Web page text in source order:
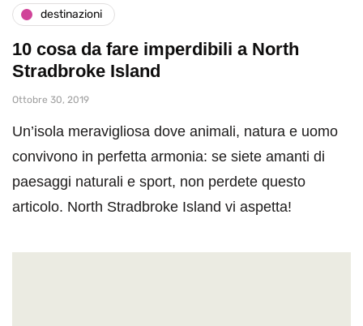
destinazioni
10 cosa da fare imperdibili a North
Stradbroke Island
Ottobre 30, 2019
Un’isola meravigliosa dove animali, natura e uomo
convivono in perfetta armonia: se siete amanti di
paesaggi naturali e sport, non perdete questo
articolo. North Stradbroke Island vi aspetta!